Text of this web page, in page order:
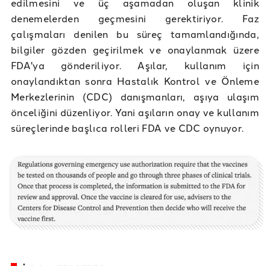
denemelerden geçmesini gerektiriyor. Faz
çalışmaları denilen bu süreç tamamlandığında,
bilgiler gözden geçirilmek ve onaylanmak üzere
FDA'ya gönderiliyor. Aşılar, kullanım için
onaylandıktan sonra Hastalık Kontrol ve Önleme
Merkezlerinin (CDC) danışmanları, aşıya ulaşım
önceliğini düzenliyor. Yani aşıların onay ve kullanım
süreçlerinde başlıca rolleri FDA ve CDC oynuyor.